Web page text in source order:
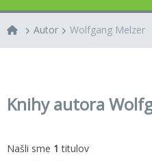
Autor Wolfgang Melzer
Knihy autora
Našli sme 1 titulov